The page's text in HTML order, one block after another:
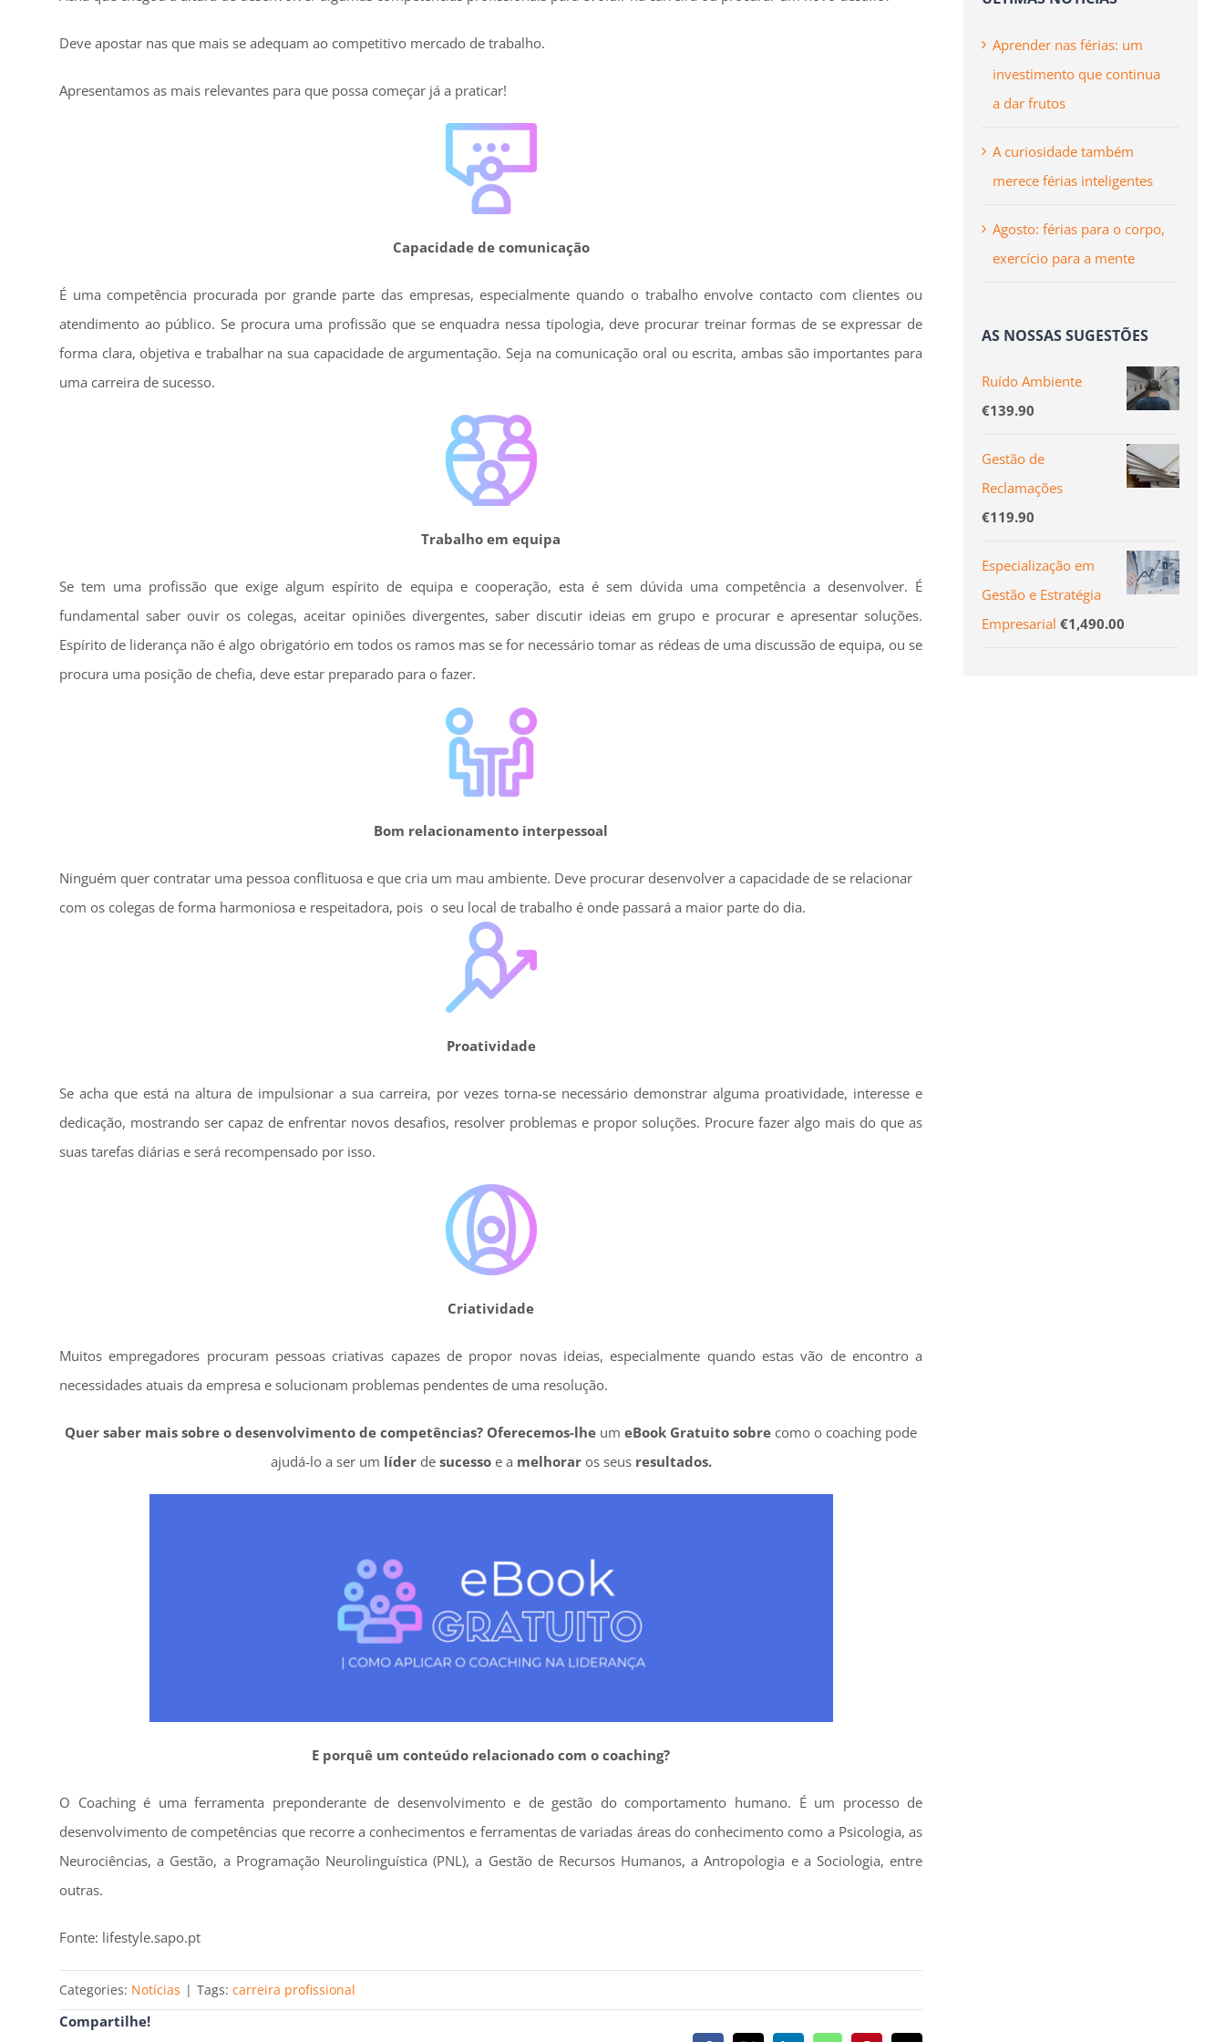
Deve apostar nas que mais se adequam ao competitivo mercado de trabalho.
Apresentamos as mais relevantes para que possa começar já a praticar!
Capacidade de comunicação
É uma competência procurada por grande parte das empresas, especialmente quando o trabalho envolve contacto com clientes ou
atendimento ao público. Se procura uma profissão que se enquadra nessa tipologia, deve procurar treinar formas de se expressar de
forma clara, objetiva e trabalhar na sua capacidade de argumentação. Seja na comunicação oral ou escrita, ambas são importantes para
uma carreira de sucesso.
Trabalho em equipa
Se tem uma profissão que exige algum espírito de equipa e cooperação, esta é sem dúvida uma competência a desenvolver. É
fundamental saber ouvir os colegas, aceitar opiniões divergentes, saber discutir ideias em grupo e procurar e apresentar soluções.
Espírito de liderança não é algo obrigatório em todos os ramos mas se for necessário tomar as rédeas de uma discussão de equipa, ou se
procura uma posição de chefia, deve estar preparado para o fazer.
Bom relacionamento interpessoal
Ninguém quer contratar uma pessoa conflituosa e que cria um mau ambiente. Deve procurar desenvolver a capacidade de se relacionar
com os colegas de forma harmoniosa e respeitadora, pois o seu local de trabalho é onde passará a maior parte do dia.
Proatividade
Se acha que está na altura de impulsionar a sua carreira, por vezes torna-se necessário demonstrar alguma proatividade, interesse e
dedicação, mostrando ser capaz de enfrentar novos desafios, resolver problemas e propor soluções. Procure fazer algo mais do que as
suas tarefas diárias e será recompensado por isso.
Criatividade
Muitos empregadores procuram pessoas criativas capazes de propor novas ideias, especialmente quando estas vão de encontro a
necessidades atuais da empresa e solucionam problemas pendentes de uma resolução.
Quer saber mais sobre o desenvolvimento de competências? Oferecemos-lhe umeBook Gratuito sobre como o coaching pode
ajudá-lo a ser um líder de sucesso e a melhorar os seus resultados.
E porquê um conteúdo relacionado com o coaching?
O Coaching é uma ferramenta preponderante de desenvolvimento e de gestão do comportamento humano. É um processo de
desenvolvimento de competências que recorre a conhecimentos e ferramentas de variadas áreas do conhecimento como a Psicologia, as
Neurociências, a Gestão, a Programação Neurolinguística (PNL), a Gestão de Recursos Humanos, a Antropologia e a Sociologia, entre
outras.
Fonte: lifestyle.sapo.pt
Categories: Notícias | Tags: carreira profissional
Compartilhe!
Aprender nas férias: um
investimento que continua
a dar frutos
A curiosidade também
merece férias inteligentes
Agosto: férias para o corpo,
exercício para a mente
AS NOSSAS SUGESTÕES
Ruído Ambiente
€139.90
Gestão de
Reclamações
€119.90
Especialização em
Gestão e Estratégia
Empresarial €1,490.00